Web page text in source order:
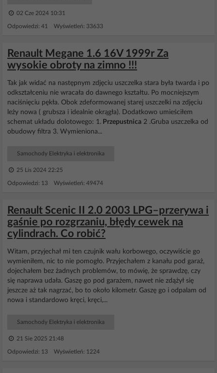
02 Cze 2024 10:31
Odpowiedzi: 41 Wyświetleń: 33633
Renault Megane 1.6 16V 1999r Za
wysokie obroty na zimno !!!
Tak jak widać na następnym zdjęciu uszczelka stara była twarda i po
odkształceniu nie wracała do dawnego kształtu. Po mocniejszym
naciśnięciu pękła. Obok zdeformowanej starej uszczelki na zdjęciu
leży nowa ( grubsza i idealnie okrągła). Dodatkowo umieściłem
schemat układu dolotowego: 1. Przepustnica 2 .Gruba uszczelka od
obudowy filtra 3. Wymieniona...
Samochody Elektryka i elektronika
25 Lis 2024 22:25
Odpowiedzi: 13 Wyświetleń: 49474
Renault Scenic II 2.0 2003 LPG–przerywa i
gaśnie po rozgrzaniu, błędy cewek na
cylindrach. Co robić?
Witam, przyjechał mi ten czujnik wału korbowego, oczywiście go
wymieniłem, nic to nie pomogło. Przyjechałem z kanału pod garaż,
dojechałem bez żadnych problemów, to mówię, że sprawdzę, czy
się naprawa udała. Gaszę go pod garażem, nawet nie zdążył się
jeszcze aż tak nagrzać, bo to około kilometr. Gaszę go i odpalam od
nowa i standardowo kręci, kręci,...
Samochody Elektryka i elektronika
21 Sie 2025 21:48
Odpowiedzi: 13 Wyświetleń: 1224